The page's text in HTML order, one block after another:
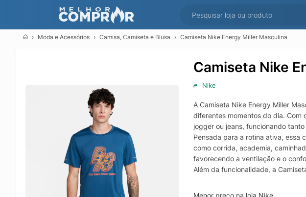
Moda e Acessórios Camisa, Camiseta e Blusa Camiseta Nike Energy Miller Masculina
Camiseta Nike
Nike
A Camiseta Nike Energy Miller
diferentes momentos do dia.
jogger ou jeans, funcionando
Pensada para a rotina ativa, essa
como corrida, academia,
favorecendo a ventilação e o
Além da funcionalidade, a
opção para quem procura uma
valoriza performance, estilo e a
Menor preço na loja Nike